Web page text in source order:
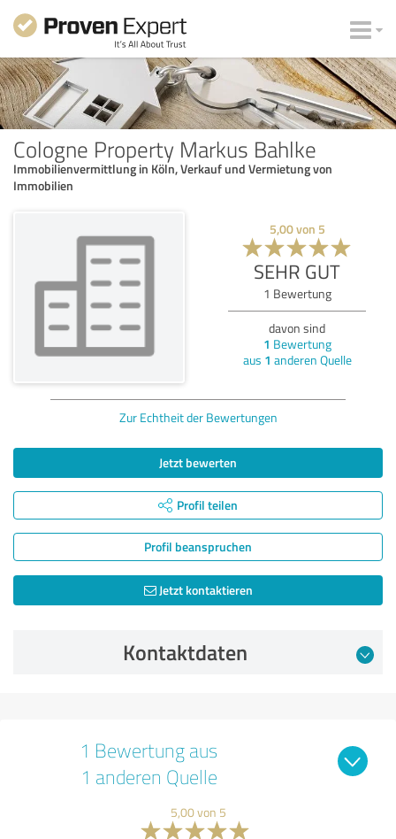
Cologne Property Markus Bahlke
Immobilienvermittlung in Köln, Verkauf und Vermietung von
Immobilien
5,00von 5
SEHR GUT
1 Bewertung
davon sind
1 Bewertung
aus 1 anderen Quelle
Zur Echtheit der Bewertungen
Jetzt bewerten
Profil teilen
Profil beanspruchen
Jetzt kontaktieren
Kontaktdaten
1 Bewertung aus
1 anderen Quelle
5,00 von 5